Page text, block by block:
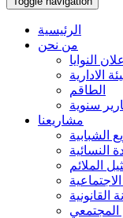
الرئيسية
من نحن
اعلان النوايا
الادارية
الطاقم
سنوية
مشاريعنا
الشبابية
النسائية
الملائم
القانونية
المجتمعي